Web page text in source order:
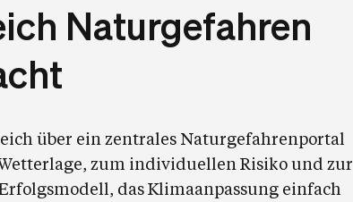
Naturgefahren
über ein zentrales Naturgefahrenportal
zum individuellen Risiko und zur
das Klimaanpassung einfach